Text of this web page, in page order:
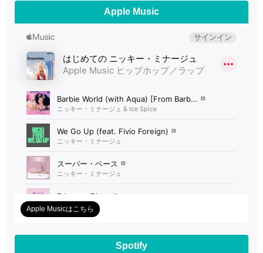
Apple Music
Apple Musicはこちら
Spotify